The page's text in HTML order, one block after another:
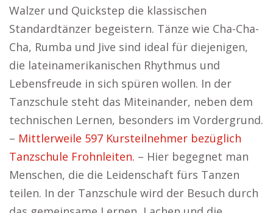
Walzer und Quickstep die klassischen
Standardtänzer begeistern. Tänze wie Cha-Cha-
Cha, Rumba und Jive sind ideal für diejenigen,
die lateinamerikanischen Rhythmus und
Lebensfreude in sich spüren wollen. In der
Tanzschule steht das Miteinander, neben dem
technischen Lernen, besonders im Vordergrund.
– Mittlerweile 597 Kursteilnehmer bezüglich
Tanzschule Frohnleiten. – Hier begegnet man
Menschen, die die Leidenschaft fürs Tanzen
teilen. In der Tanzschule wird der Besuch durch